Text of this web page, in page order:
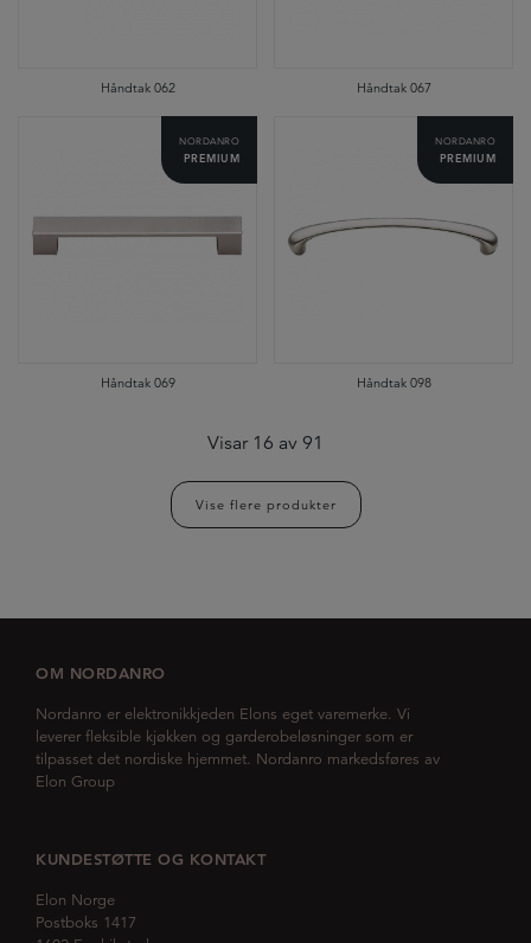
Håndtak 062 Håndtak 067
NORDANRO
PREMIUM
Håndtak 069
NORDANRO
PREMIUM
Håndtak 098
Visar 16 av 91
Vise flere produkter
OM NORDANRO
Nordanro er elektronikkjeden Elons eget varemerke. Vi
leverer fleksible kjøkken og garderobeløsninger som er
tilpasset det nordiske hjemmet. Nordanro markedsføres av
Elon Group
KUNDESTØTTE OG KONTAKT
Elon Norge
Postboks 1417